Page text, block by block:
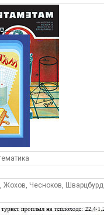
Жохов, Чесноков, Шварцбурд